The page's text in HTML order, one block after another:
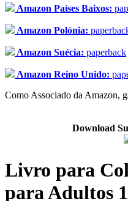
Amazon Países Baixos:
Amazon Polónia:
Amazon Suécia: paperback
Amazon Reino Unido:
Como Associado da Amazon,
Download
Livro para
para Adultos 1